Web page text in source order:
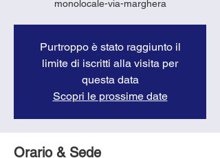
monolocale-via-marghera
Purtroppo è stato raggiunto il
limite di iscritti alla visita per
questa data
Scopri le prossime date
Orario & Sede